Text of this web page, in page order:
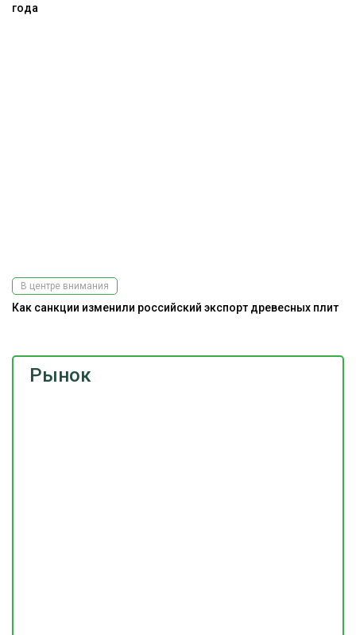
Рынок
года
В центре внимания
Как санкции изменили российский экспорт древесных плит